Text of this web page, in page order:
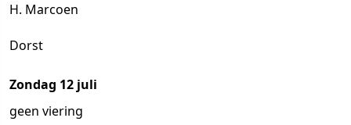
H. Marcoen
Dorst
Zondag 12 juli
geen viering